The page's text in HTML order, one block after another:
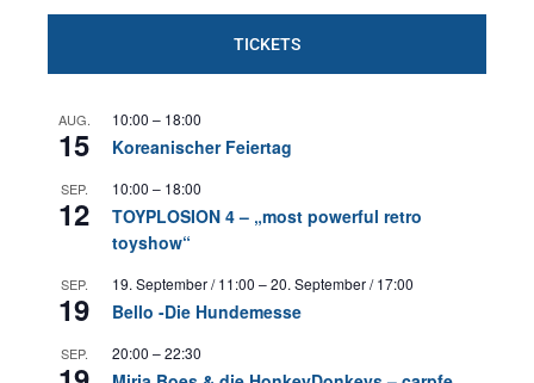
TICKETS
AUG.
15
10:00 – 18:00
Koreanischer Feiertag
SEP.
12
10:00 – 18:00
TOYPLOSION 4 – „most powerful retro
toyshow“
SEP.
19
19. September / 11:00 –20. September / 17:00
Bello -Die Hundemesse
SEP. 20:00 –22:30